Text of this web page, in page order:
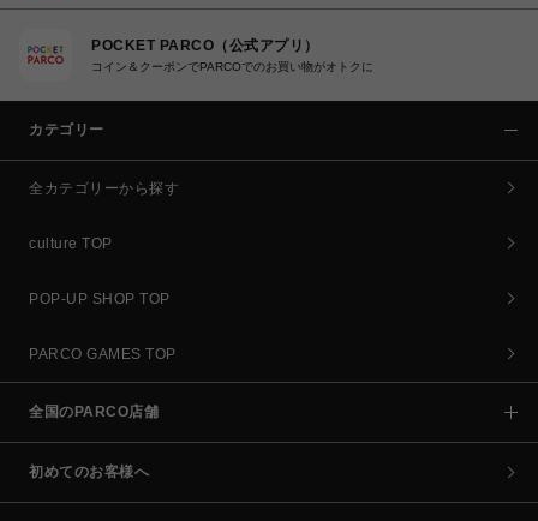
POCKET PARCO（公式アプリ）
コイン＆クーポンでPARCOでのお買い物がオトクに
カテゴリー
全カテゴリーから探す
culture TOP
POP-UP SHOP TOP
PARCO GAMES TOP
全国のPARCO店舗
初めてのお客様へ